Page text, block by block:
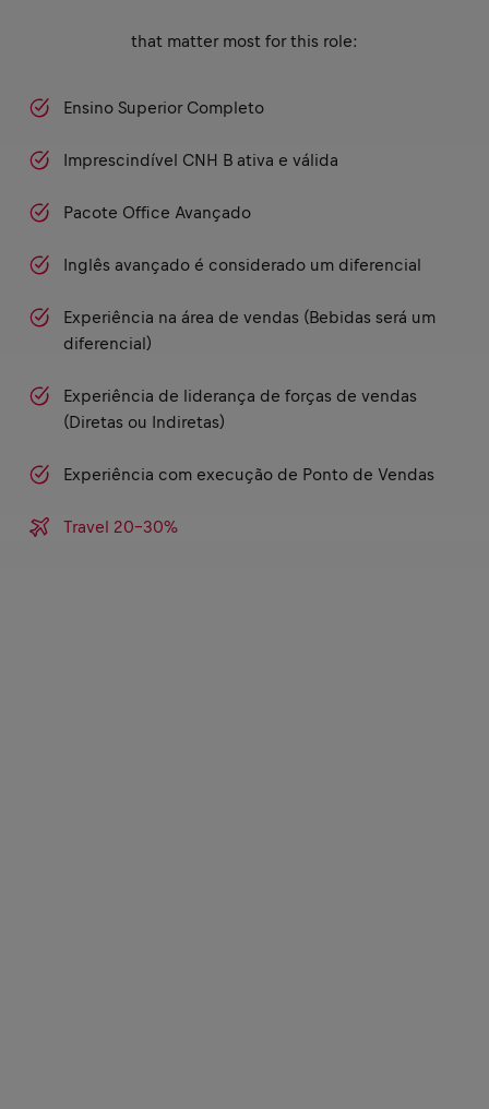
that matter most for this role:
Ensino Superior Completo
Imprescindível CNH B ativa e válida
Pacote Office Avançado
Inglês avançado é considerado um diferencial
Experiência na área de vendas (Bebidas será um
diferencial)
Experiência de liderança de forças de vendas
(Diretas ou Indiretas)
Experiência com execução de Ponto de Vendas
Travel 20-30%